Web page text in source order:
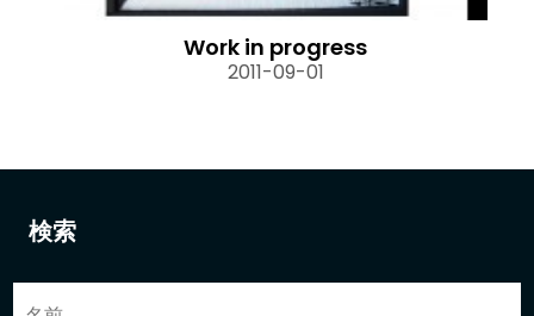
検索
Work in progress
2011-09-01